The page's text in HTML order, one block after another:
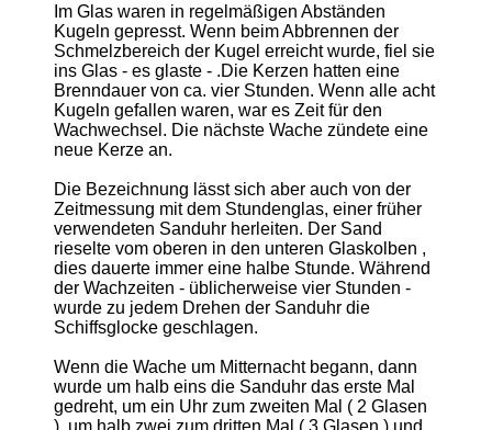
Im Glas waren in regelmäßigen Abständen
Kugeln gepresst. Wenn beim Abbrennen der
Schmelzbereich der Kugel erreicht wurde, fiel sie
ins Glas - es glaste - .Die Kerzen hatten eine
Brenndauer von ca. vier Stunden. Wenn alle acht
Kugeln gefallen waren, war es Zeit für den
Wachwechsel. Die nächste Wache zündete eine
neue Kerze an.
Die Bezeichnung lässt sich aber auch von der
Zeitmessung mit dem Stundenglas, einer früher
verwendeten Sanduhr herleiten. Der Sand
rieselte vom oberen in den unteren Glaskolben ,
dies dauerte immer eine halbe Stunde. Während
der Wachzeiten - üblicherweise vier Stunden -
wurde zu jedem Drehen der Sanduhr die
Schiffsglocke geschlagen.
Wenn die Wache um Mitternacht begann, dann
wurde um halb eins die Sanduhr das erste Mal
gedreht, um ein Uhr zum zweiten Mal ( 2 Glasen
), um halb zwei zum dritten Mal ( 3 Glasen ) und